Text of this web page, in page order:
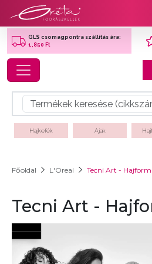
GLS csomagpontra szállítás ára:
1,850 Ft
Toggle navigation
Hajkefék Ajak
Főoldal L'Oreal Tecni Art -
Tecni Art -